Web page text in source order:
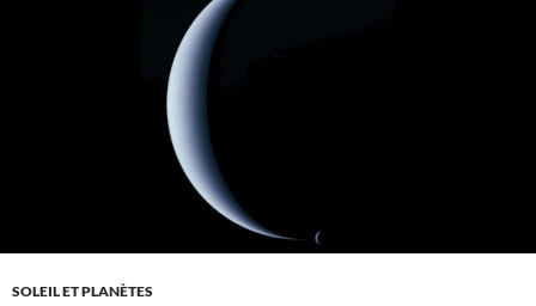
SOLEIL ET PLANÈTES